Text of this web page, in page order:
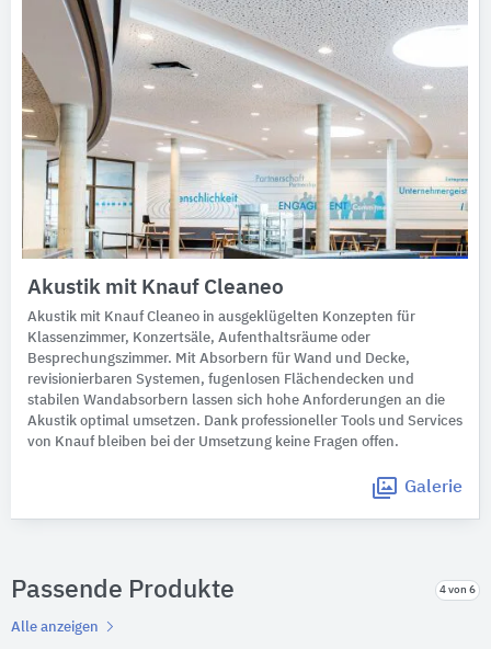
Akustik mit Knauf Cleaneo
Akustik mit Knauf Cleaneo in ausgeklügelten Konzepten für
Klassenzimmer, Konzertsäle, Aufenthaltsräume oder
Besprechungszimmer. Mit Absorbern für Wand und Decke,
revisionierbaren Systemen, fugenlosen Flächendecken und
stabilen Wandabsorbern lassen sich hohe Anforderungen an die
Akustik optimal umsetzen. Dank professioneller Tools und Services
von Knauf bleiben bei der Umsetzung keine Fragen offen.
Galerie
Passende Produkte 4 von 6
Alle anzeigen